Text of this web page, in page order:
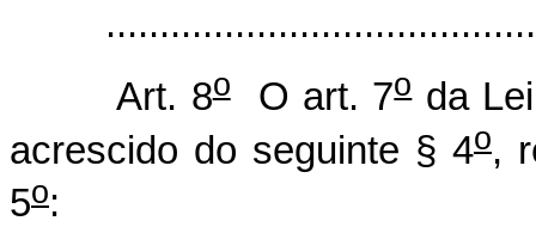
Art. 8oO art. 7oda
acrescido do seguinte § 4o,
5o: